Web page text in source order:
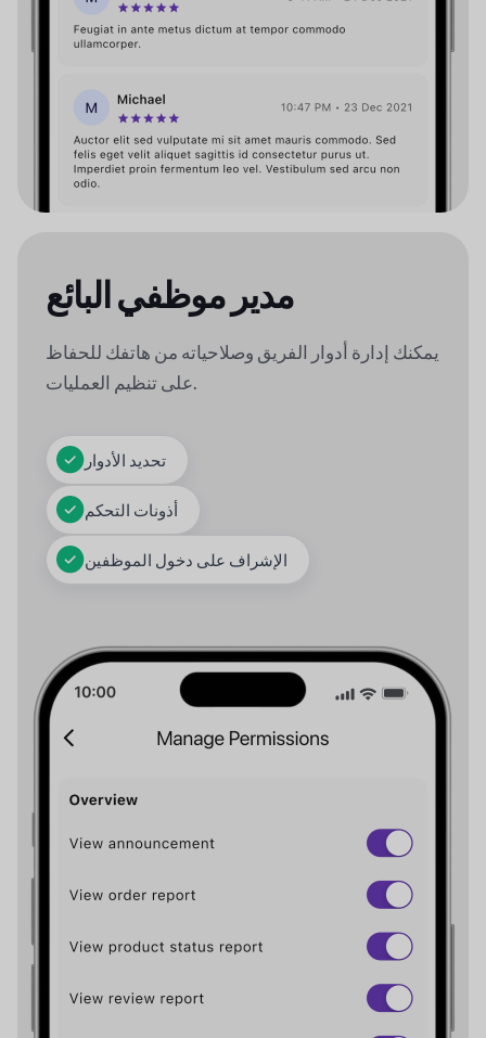
مدير موظفي البائع
يمكنك إدارة أدوار الفريق وصلاحياته من هاتفك للحفاظ
على تنظيم العمليات.
تحديد الأدوار
أذونات التحكم
الإشراف على دخول الموظفين